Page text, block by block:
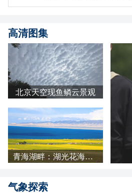
高清图集
北京天空现鱼鳞云景观
青海湖畔：湖光花海长云 天地铺成明亮画卷
气象探索